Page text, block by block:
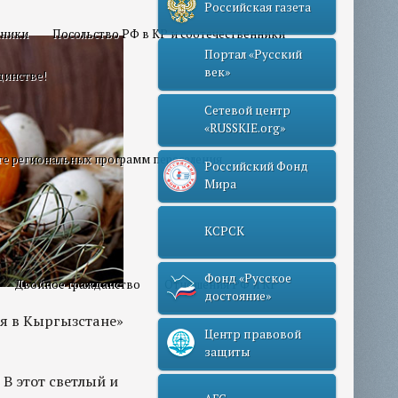
Посольство РФ в КР и соотечественники
региональных программ переселения
Двойное гражданство Отношения РФ и КР
в Кыргызстане»
этот светлый и
Российская газета
Портал «Русский
век»
Сетевой центр
«RUSSKIE.org»
Российский Фонд
Мира
КСРСК
Фонд «Русское
достояние»
Центр правовой
защиты